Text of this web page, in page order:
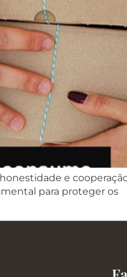
e
para proteger os